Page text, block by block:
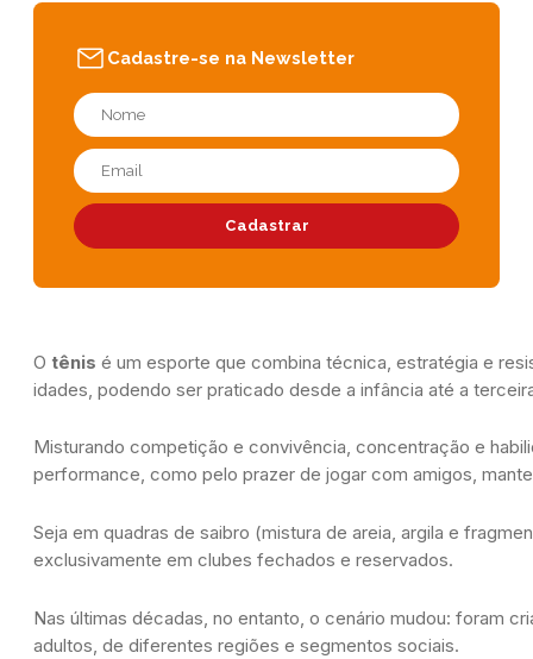
Cadastre-se na Newsletter
O tênis é um esporte que combina técnica, estratégia e
idades, podendo ser praticado desde a infância até a
Misturando competição e convivência, concentração e
performance, como pelo prazer de jogar com amigos,
Seja em quadras de saibro (mistura de areia, argila e
exclusivamente em clubes fechados e reservados.
Nas últimas décadas, no entanto, o cenário mudou: foram
adultos, de diferentes regiões e segmentos sociais.